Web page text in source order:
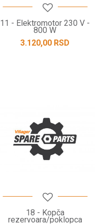
11 - Elektromotor 230 V -
800 W
3.120,00 RSD
18 - Kopča
rezervoara/poklopca